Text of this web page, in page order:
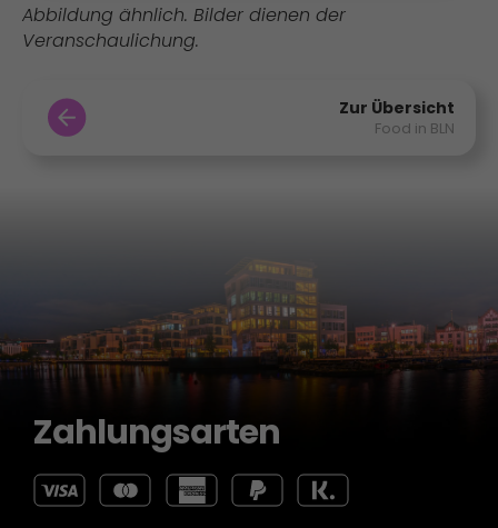
Abbildung ähnlich. Bilder dienen der
Veranschaulichung.
Zur Übersicht
Food in BLN
Zahlungsarten